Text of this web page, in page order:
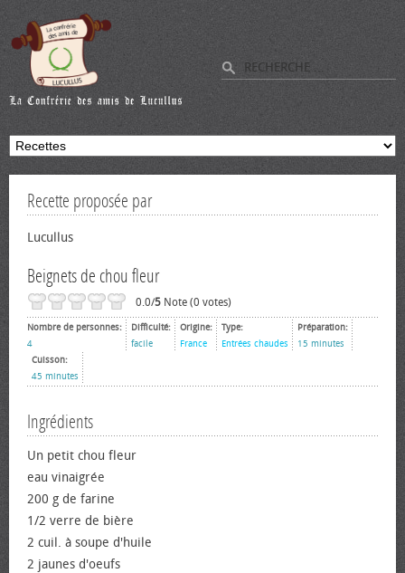
Recette proposée par
Lucullus
Beignets de chou fleur
0.0/5 Note (0 votes)
Nombre de personnes:
4
Difficulté:
facile
Origine:
France
Type:
Entrées chaudes
Préparation:
15 minutes
Cuisson:
45 minutes
Ingrédients
Un petit chou fleur
eau vinaigrée
200 g de farine
1/2 verre de bière
2 cuil. à soupe d'huile
2 jaunes d'œufs